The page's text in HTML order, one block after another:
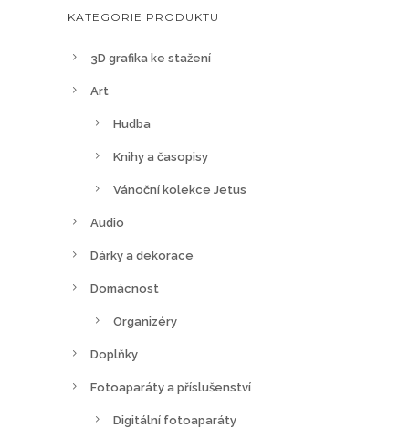
KATEGORIE PRODUKTU
3D grafika ke stažení
Art
Hudba
Knihy a časopisy
Vánoční kolekce Jetus
Audio
Dárky a dekorace
Domácnost
Organizéry
Doplňky
Fotoaparáty a příslušenství
Digitální fotoaparáty